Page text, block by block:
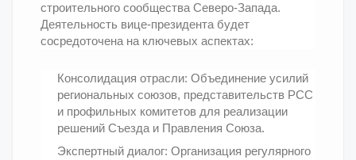
строительного сообщества Северо-Запада.
Деятельность вице-президента будет
сосредоточена на ключевых аспектах:
Консолидация отрасли: Объединение усилий
региональных союзов, представительств РСС
и профильных комитетов для реализации
решений Съезда и Правления Союза.
Экспертный диалог: Организация регулярного